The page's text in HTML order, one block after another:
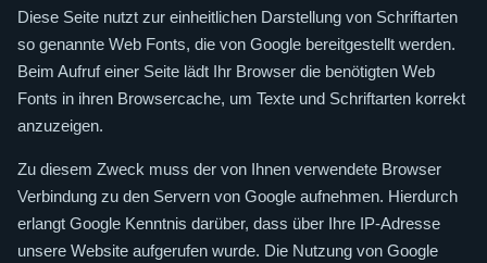
Diese Seite nutzt zur einheitlichen Darstellung von Schriftarten
so genannte Web Fonts, die von Google bereitgestellt werden.
Beim Aufruf einer Seite lädt Ihr Browser die benötigten Web
Fonts in ihren Browsercache, um Texte und Schriftarten korrekt
anzuzeigen.
Zu diesem Zweck muss der von Ihnen verwendete Browser
Verbindung zu den Servern von Google aufnehmen. Hierdurch
erlangt Google Kenntnis darüber, dass über Ihre IP-Adresse
unsere Website aufgerufen wurde. Die Nutzung von Google